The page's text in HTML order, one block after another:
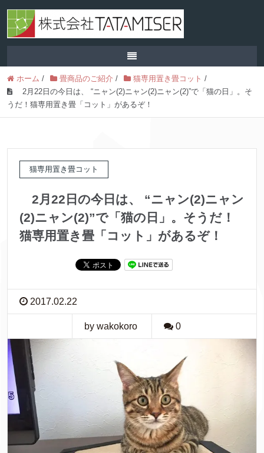
ホーム / 畳商品のご紹介 / 猫専用置き畳コット /
2月22日の今日は、 “ニャン(2)ニャン(2)ニャン(2)”で「猫の日」。そ
うだ！猫専用置き畳「コット」があるぞ！
猫専用置き畳コット
2月22日の今日は、 “ニャン(2)ニャン
(2)ニャン(2)”で「猫の日」。そうだ！
猫専用置き畳「コット」があるぞ！
2017.02.22
by wakokoro 0